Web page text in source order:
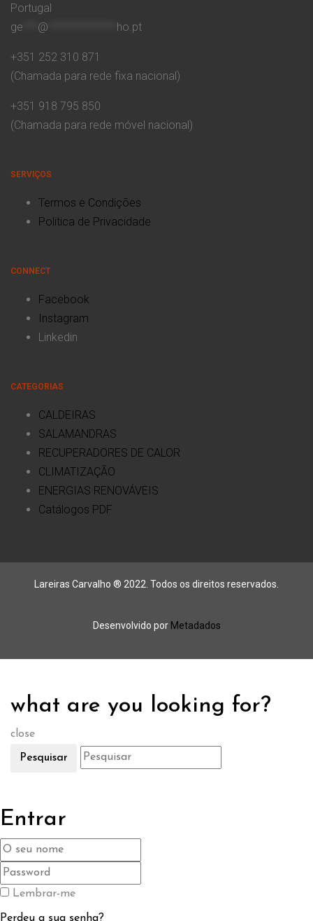
Portugal
ge
@ ho.pt
+351 252 310 871
(Chamada para rede fixa nacional)
+351 918 795 850
(Chamada para rede móvel nacional)
SERVIÇOS
Termos e Condições
Politica de Privacidade
CONNECT
Facebook
Instagram
Linkedin
CATEGORIAS
CALDEIRAS
SALAMANDRAS
RECUPERADORES DE CALOR
CLIMATIZAÇÃO
ENERGIAS RENOVÁVEIS
Catálogos PDF
Lareiras Carvalho ® 2022. Todos os direitos reservados.
Desenvolvido por Metadados
what are you looking for?
close
Pesquisar
Entrar
Lembrar-me
Perdeu a sua senha?